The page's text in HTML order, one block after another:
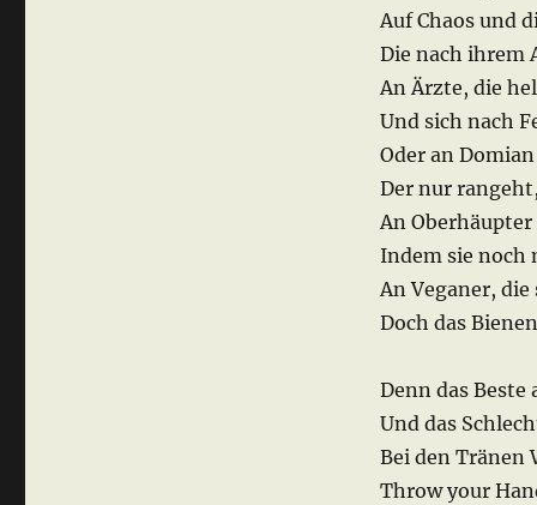
Auf Chaos und
Die nach ihrem
An Ärzte, die
Und sich nach
Oder an
Der nur
An
Indem sie noch
An Veganer,
Doch das
Denn das Beste
Und das
Bei den Tränen
Throw your